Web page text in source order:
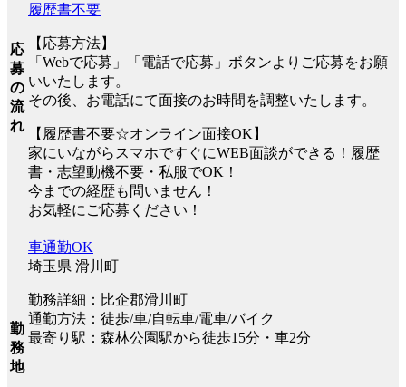
応
募
の
流
れ
履歴書不要
【応募方法】
「Webで応募」「電話で応募」ボタンよりご応募をお願
いいたします。
その後、お電話にて面接のお時間を調整いたします。
【履歴書不要☆オンライン面接OK】
家にいながらスマホですぐにWEB面談ができる！履歴
書・志望動機不要・私服でOK！
今までの経歴も問いません！
お気軽にご応募ください！
勤
務
地
車通勤OK
埼玉県 滑川町
勤務詳細：比企郡滑川町
通勤方法：徒歩/車/自転車/電車/バイク
最寄り駅：森林公園駅から徒歩15分・車2分